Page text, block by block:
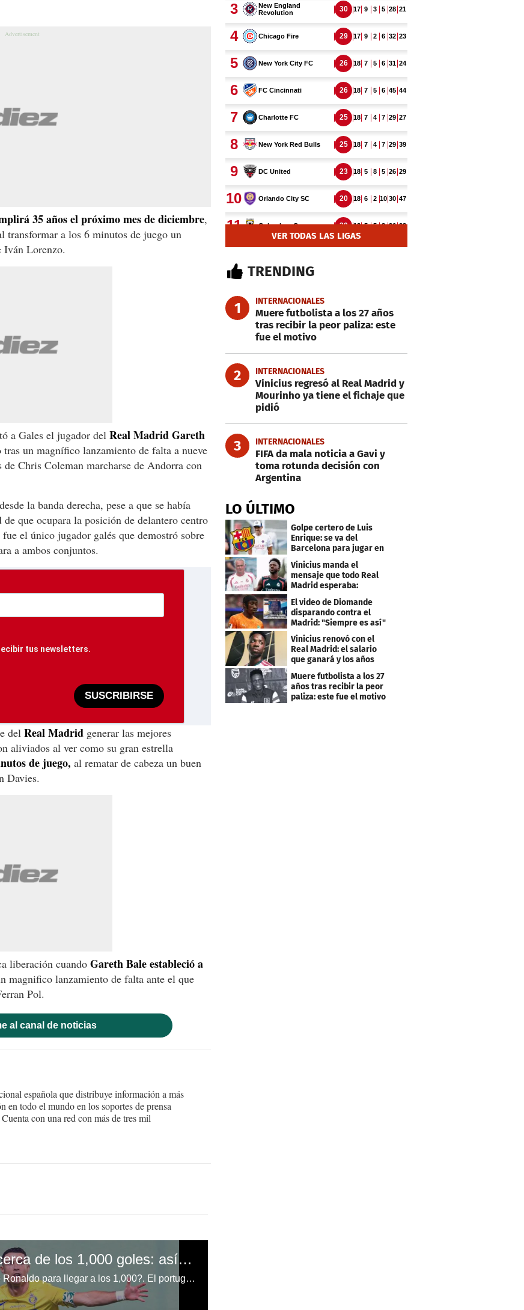
35 años el próximo mes de diciembre,
transformar a los 6 minutos de juego un
Iván Lorenzo.
a Gales el jugador del Real Madrid Gareth
un magnífico lanzamiento de falta a nueve
Chris Coleman marcharse de Andorra con
la banda derecha, pese a que se había
que ocupara la posición de delantero centro
fue el único jugador galés que demostró sobre
a ambos conjuntos.
tus newsletters.
SUSCRIBIRSE
del Real Madrid generar las mejores
aliviados al ver como su gran estrella
de juego, al rematar de cabeza un buen
Davies.
liberación cuando Gareth Bale estableció a
magnifico lanzamiento de falta ante el que
Pol.
al canal de noticias
española que distribuye información a más
en todo el mundo en los soportes de prensa
con una red con más de tres mil
​Cristiano Ronaldo está cerca de los 1,000 goles: así fue el increíble doblete del portugués en el triunfo del Al-Nassr
¿Cuántos goles le faltan a Cristiano Ronaldo para llegar a los 1,000?. El portugués anotó un nuevo doblete en la victoria del Al-Nassr.
VER TODAS LAS LIGAS
TRENDING
1 INTERNACIONALES
Muere futbolista a los 27 años
tras recibir la peor paliza: este
fue el motivo
2 INTERNACIONALES
Vinicius regresó al Real Madrid y
Mourinho ya tiene el fichaje que
pidió
3 INTERNACIONALES
FIFA da mala noticia a Gavi y
toma rotunda decisión con
Argentina
LO ÚLTIMO
Golpe certero de Luis
Enrique: se va del
Barcelona para jugar en
el PSG
Vinicius manda el
mensaje que todo Real
Madrid esperaba:
"Mourinho..."
El video de Diomande
disparando contra el
Madrid: "Siempre es así"
Vinicius renovó con el
Real Madrid: el salario
que ganará y los años
Muere futbolista a los 27
años tras recibir la peor
paliza: este fue el motivo